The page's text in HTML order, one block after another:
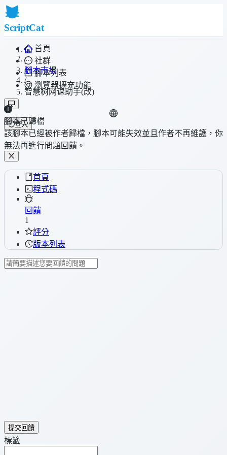
ScriptCat
首頁
社群
腳本列表
瀏覽器擴充功能
登入
/
腳本市場
/
智慧树网课助手(改)
腳本已歸檔
該腳本已經被作者歸檔，腳本可能失效並且作者不再維護，你
無法再進行問題回饋。
首頁
程式碼
回饋
1
評分
版本列表
提交回饋
標籤